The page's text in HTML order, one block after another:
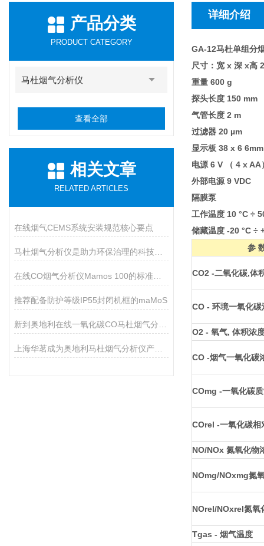
产品分类
PRODUCT CATEGORY
马杜烟气分析仪
查看全部
相关文章
RELATED ARTICLES
在线烟气CEMS系统安装规范核心要点
推荐配备防护等级IP55封闭机框的maMoS
详细介绍
GA-12马杜单组分
尺寸：宽 x 深 x高
重量 600 g
探头长度 150 mm
气管长度 2 m
过滤器 20 µm
显示板 38 x 6 6mm
电源 6 V （ 4 x AA
外部电源 9 VDC
隔膜泵
工作温度 10 °C ÷
储藏温度 -20 °C ÷
参
CO2 -二氧化碳,体
CO - 环境一氧化碳
O2 - 氧气, 体积浓
CO -烟气一氧化碳
COmg -一氧化碳
COrel -一氧化碳相
NO/NOx 氮氧化物
NOmg/NOxmg氮
NOrel/NOxrel氮氧
Tgas - 烟气温度